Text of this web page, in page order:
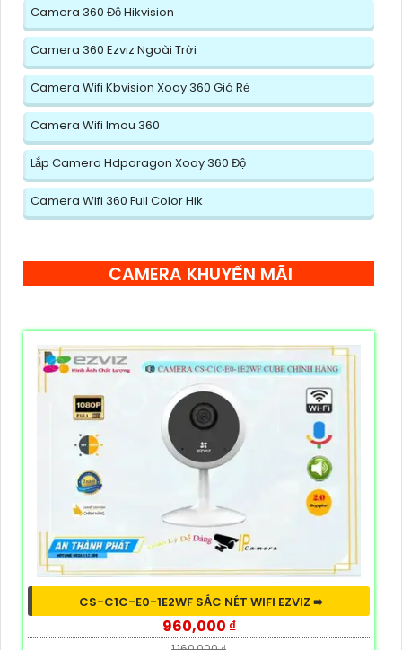
Camera 360 Độ Hikvision
Camera 360 Ezviz Ngoài Trời
Camera Wifi Kbvision Xoay 360 Giá Rẻ
Camera Wifi Imou 360
Lắp Camera Hdparagon Xoay 360 Độ
Camera Wifi 360 Full Color Hik
CAMERA KHUYẾN MÃI
CS-C1C-E0-1E2WF SẮC NÉT WIFI EZVIZ ➠
960,000 ₫